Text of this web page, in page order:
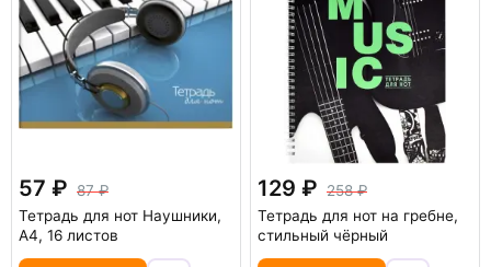
57
87
Тетрадь для нот Наушники,
А4, 16 листов
129
258
Тетрадь для нот на гребне,
стильный чёрный